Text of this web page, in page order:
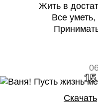
Жить в
Все уметь,
15
Скачать